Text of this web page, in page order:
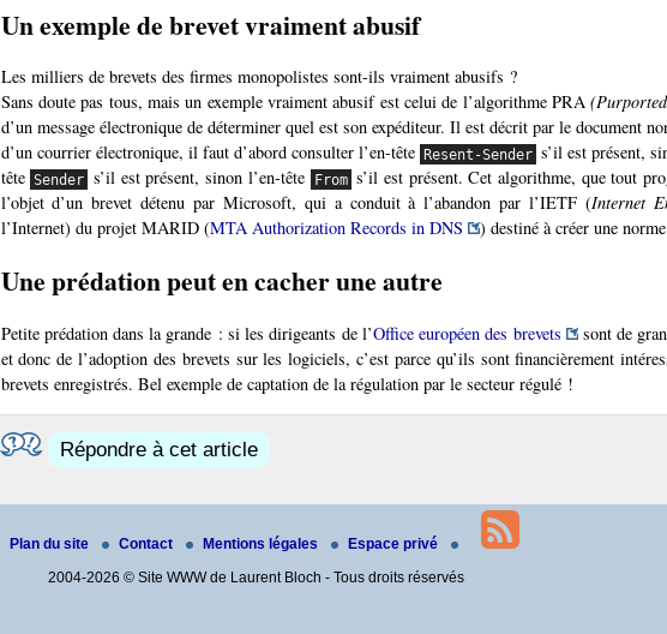
Un exemple de brevet vraiment abusif
Les milliers de brevets des firmes monopolistes sont-ils vraiment abusifs ?
Sans doute pas tous, mais un exemple vraiment abusif est celui de l’algorithme PRA
d’un message électronique de déterminer quel est son expéditeur. Il est décrit par le document
d’un courrier électronique, il faut d’abord consulter l’en-tête Resent-Sender s’il est présent,
tête Sender s’il est présent, sinon l’en-tête From s’il est présent. Cet algorithme, que tout
l’objet d’un brevet détenu par Microsoft, qui a conduit à l’abandon par l’IETF (Internet
l’Internet) du projet MARID (MTA Authorization Records in DNS ) destiné à créer une
Une prédation peut en cacher une autre
Petite prédation dans la grande : si les dirigeants de l’Office européen des brevets
sont de
et donc de l’adoption des brevets sur les logiciels, c’est parce qu’ils sont financièrement
brevets enregistrés. Bel exemple de captation de la régulation par le secteur régulé !
Répondre à cet article
Plan du site Contact Mentions légales
Espace privé
2004-2026 © Site WWW de Laurent Bloch - Tous droits réservés